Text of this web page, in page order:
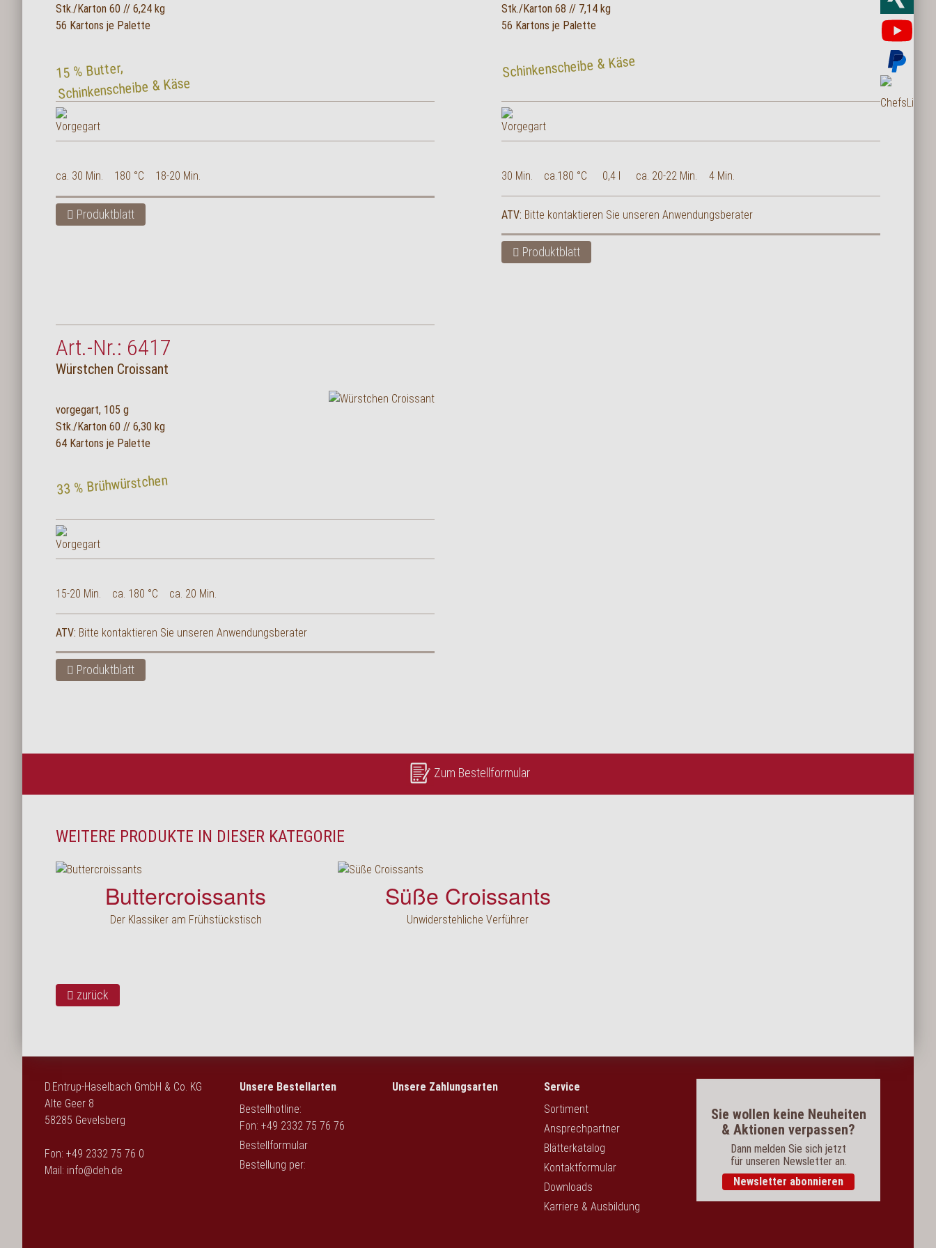
Stk./Karton 60 // 6,24 kg
56 Kartons je Palette
15 % Butter,
Schinkenscheibe & Käse
ca. 30 Min. 180 °C 18-20 Min.
Produktblatt
Stk./Karton 68 // 7,14 kg
56 Kartons je Palette
Schinkenscheibe & Käse
30 Min. ca.180 °C 0,4 l ca. 20-22 Min. 4 Min.
ATV: Bitte kontaktieren Sie unseren Anwendungsberater
Produktblatt
Art.-Nr.: 6417
Würstchen Croissant
vorgegart, 105 g
Stk./Karton 60 // 6,30 kg
64 Kartons je Palette
33 % Brühwürstchen
15-20 Min. ca. 180 °C ca. 20 Min.
ATV: Bitte kontaktieren Sie unseren Anwendungsberater
Produktblatt
Zum Bestellformular
WEITERE PRODUKTE IN DIESER KATEGORIE
Buttercroissants
Der Klassiker am Frühstückstisch
Süße Croissants
Unwiderstehliche Verführer
zurück
D.Entrup-Haselbach GmbH & Co. KG
Alte Geer 8
58285 Gevelsberg
Fon: +49 2332 75 76 0
Mail: info@deh.de
Unsere Bestellarten
Bestellhotline:
Fon: +49 2332 75 76 76
Bestellformular
Bestellung per:
Unsere Zahlungsarten
Service
Sortiment
Ansprechpartner
Blätterkatalog
Kontaktformular
Downloads
Karriere & Ausbildung
Sie wollen keine Neuheiten
& Aktionen verpassen?
Dann melden Sie sich jetzt
für unseren Newsletter an.
Newsletter abonnieren